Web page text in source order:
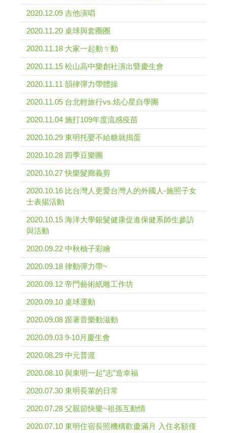
2020.12.09 吉他演唱
2020.11.20 桌球與套圈圈
2020.11.18 大家一起動ㄘ動
2020.11.15 松山高中樂創社演出暨慶生會
2020.11.11 韻律彈力帶體操
2020.11.05 台北輕旅行vs.炫心星自學團
2020.11.04 施打109年度流感疫苗
2020.10.29 東明托嬰不給糖就搗蛋
2020.10.28 四季豆樂團
2020.10.27 快樂髮廊義剪
2020.10.16 比台灣人更愛台灣人的外國人-施照子女
士表揚活動
2020.10.15 海洋大學銀髮健康促進保健系師生參訪
與活動
2020.09.22 中秋柚子彩繪
2020.09.18 律動彈力帶~
2020.09.12 帝門藝術紙雕工作坊
2020.09.10 桌球運動
2020.09.08 跟著音樂動滋動
2020.09.03 9-10月慶生會
2020.08.29 中元普渡
2020.08.10 與東明一起”志”造幸福
2020.07.30 東明長輩的日常
2020.07.28 父親節快樂~祖孫互動情
2020.07.10 東明住宿長照機構歡慶滿月 入住名額僅